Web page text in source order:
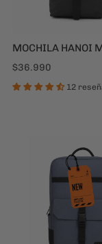
MOCHILA HANOI
$36.990
12